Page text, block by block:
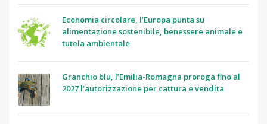
Economia circolare, l’Europa punta su
alimentazione sostenibile, benessere animale e
tutela ambientale
Granchio blu, l’Emilia-Romagna proroga fino al
2027 l’autorizzazione per cattura e vendita